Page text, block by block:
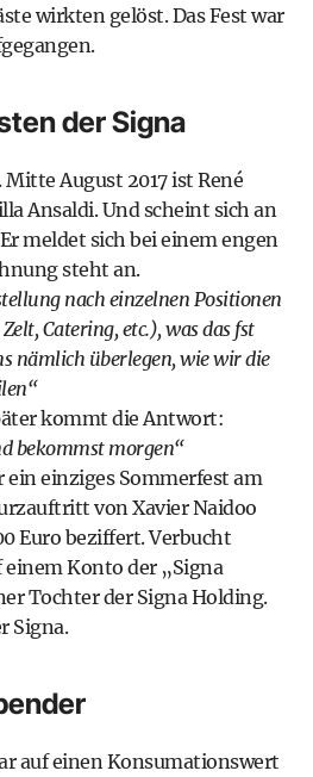
wirkten gelöst. Das Fest war
der Signa
August 2017 ist René
Ansaldi. Und scheint sich an
meldet sich bei einem engen
steht an.
nach einzelnen Positionen
Catering, etc.), was das fst
nämlich überlegen, wie wir die
kommt die Antwort:
bekommst morgen“
ein einziges Sommerfest am
von Xavier Naidoo
Euro beziffert. Verbucht
Konto der „Signa
Tochter der Signa Holding.
Signa.
auf einen Konsumationswert